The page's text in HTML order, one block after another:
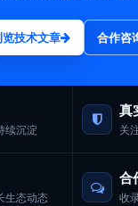
览技术文章 合作咨
续沉淀
真
关
生态动态
合
收